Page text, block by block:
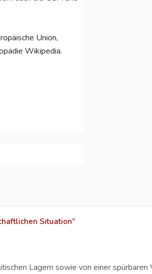
Union,
Wikipedia.
Situation"
Lagern sowie von einer spürbaren